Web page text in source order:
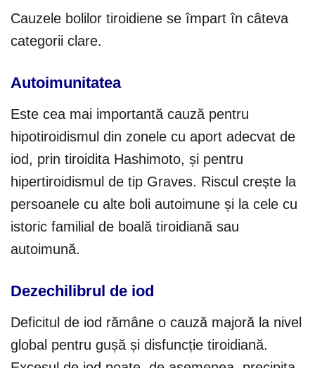
Cauzele bolilor tiroidiene se împart în câteva
categorii clare.
Autoimunitatea
Este cea mai importantă cauză pentru
hipotiroidismul din zonele cu aport adecvat de
iod, prin tiroidita Hashimoto, și pentru
hipertiroidismul de tip Graves. Riscul crește la
persoanele cu alte boli autoimune și la cele cu
istoric familial de boală tiroidiană sau
autoimună.
Dezechilibrul de iod
Deficitul de iod rămâne o cauză majoră la nivel
global pentru gușă și disfuncție tiroidiană.